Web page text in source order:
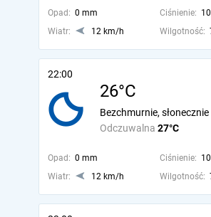
Opad: 0 mm Ciśnienie:
Wiatr:
12 km/h Wilgotność:
22:00
26°C
Odczuwalna 27°C
Bezchmurnie, słonecznie
Opad: 0 mm Ciśnienie:
Wiatr:
12 km/h Wilgotność: